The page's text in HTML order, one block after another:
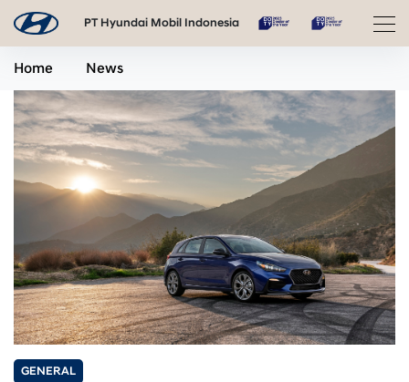
PT Hyundai Mobil Indonesia
Home News
GENERAL